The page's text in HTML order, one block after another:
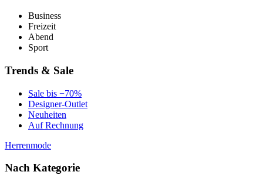
Business
Freizeit
Abend
Sport
Trends & Sale
Sale bis −70%
Designer-Outlet
Neuheiten
Auf Rechnung
Herrenmode
Nach Kategorie